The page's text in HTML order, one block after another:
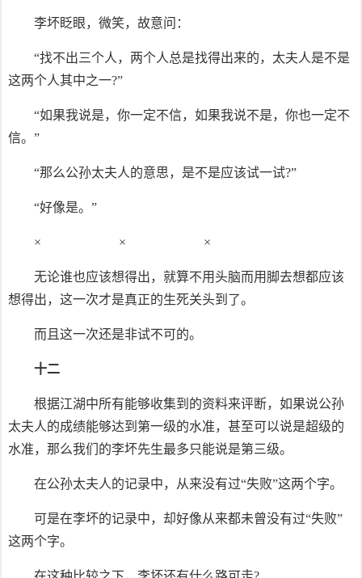
李坏眨眼，微笑，故意问：
“找不出三个人，两个人总是找得出来的，太夫人是不是
这两个人其中之一?”
“如果我说是，你一定不信，如果我说不是，你也一定不
信。”
“那么公孙太夫人的意思，是不是应该试一试?”
“好像是。”
× × ×
无论谁也应该想得出，就算不用头脑而用脚去想都应该
想得出，这一次才是真正的生死关头到了。
而且这一次还是非试不可的。
十二
根据江湖中所有能够收集到的资料来评断，如果说公孙
太夫人的成绩能够达到第一级的水准，甚至可以说是超级的
水准，那么我们的李坏先生最多只能说是第三级。
在公孙太夫人的记录中，从来没有过“失败”这两个字。
可是在李坏的记录中，却好像从来都未曾没有过“失败”
这两个字。